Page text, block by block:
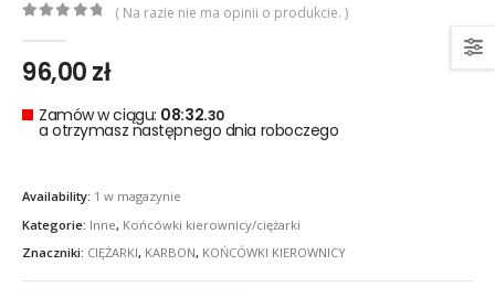
( Na razie nie ma opinii o produkcie. )
96,00zł
Zamów w ciągu: 08:32.29
a otrzymasz następnego dnia roboczego
Availability: 1 w magazynie
Kategorie: Inne, Końcówki kierownicy/ciężarki
Znaczniki: CIĘŻARKI, KARBON, KOŃCÓWKI KIEROWNICY